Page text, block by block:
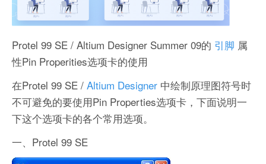
Protel 99 SE / Altium Designer Summer 09的 引脚 属
性Pin Properities选项卡的使用
在Protel 99 SE / Altium Designer 中绘制原理图符号时
不可避免的要使用Pin Properties选项卡，下面说明一
下这个选项卡的各个常用选项。
一、Protel 99 SE